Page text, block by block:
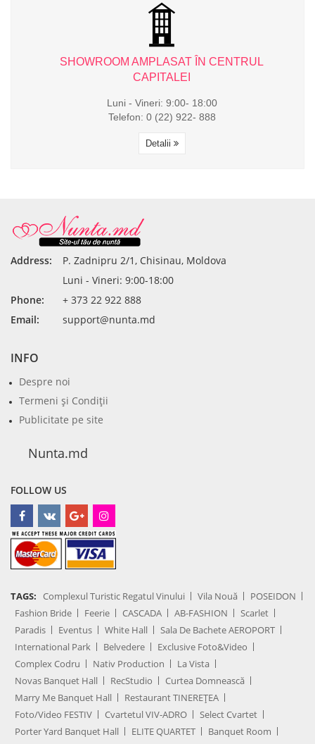
SHOWROOM AMPLASAT ÎN CENTRUL
CAPITALEI
Luni - Vineri: 9:00- 18:00
Telefon: 0 (22) 922- 888
Detalii
Address:
P. Zadnipru 2/1, Chisinau, Moldova
Luni - Vineri: 9:00-18:00
Phone:
+ 373 22 922 888
Email:
support@nunta.md
INFO
Despre noi
Termeni şi Condiţii
Publicitate pe site
Nunta.md
FOLLOW US
TAGS: Complexul Turistic Regatul Vinului Vila Nouă
POSEIDON
Fashion Bride
Feerie CASCADA AB-FASHION
Scarlet
Paradis
Eventus White Hall
Sala De Bachete AEROPORT
International Park
Belvedere
Exclusive Foto&Video
Complex Codru
Nativ Production
La Vista
Novas Banquet Hall
RecStudio
Curtea Domnească
Marry Me Banquet Hall
Restaurant TINEREȚEA
Foto/Video FESTIV
Cvartetul VIV-ADRO
Select Cvartet
Porter Yard Banquet Hall
ELITE QUARTET
Banquet Room